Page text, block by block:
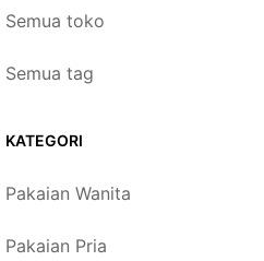
Semua toko
Semua tag
KATEGORI
Pakaian Wanita
Pakaian Pria